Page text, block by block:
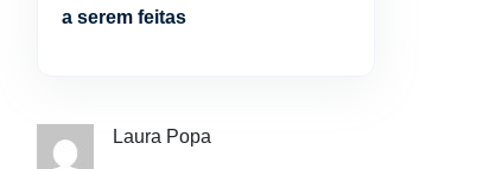
a serem feitas
Laura Popa